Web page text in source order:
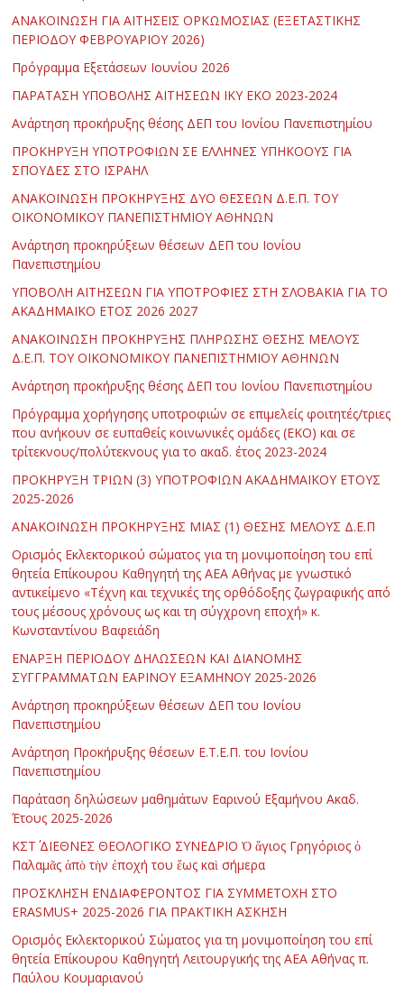
ΑΝΑΚΟΙΝΩΣΗ ΓΙΑ ΑΙΤΗΣΕΙΣ ΟΡΚΩΜΟΣΙΑΣ (ΕΞΕΤΑΣΤΙΚΗΣ
ΠΕΡΙΟΔΟΥ ΦΕΒΡΟΥΑΡΙΟΥ 2026)
Πρόγραμμα Εξετάσεων Ιουνίου 2026
ΠΑΡΑΤΑΣΗ ΥΠΟΒΟΛΗΣ ΑΙΤΗΣΕΩΝ ΙΚΥ ΕΚΟ 2023-2024
Ανάρτηση προκήρυξης θέσης ΔΕΠ του Ιονίου Πανεπιστημίου
ΠΡΟΚΗΡΥΞΗ ΥΠΟΤΡΟΦΙΩΝ ΣΕ ΕΛΛΗΝΕΣ ΥΠΗΚΟΟΥΣ ΓΙΑ
ΣΠΟΥΔΕΣ ΣΤΟ ΙΣΡΑΗΛ
ΑΝΑΚΟΙΝΩΣΗ ΠΡΟΚΗΡΥΞΗΣ ΔΥΟ ΘΕΣΕΩΝ Δ.Ε.Π. ΤΟΥ
ΟΙΚΟΝΟΜΙΚΟΥ ΠΑΝΕΠΙΣΤΗΜΙΟΥ ΑΘΗΝΩΝ
Ανάρτηση προκηρύξεων θέσεων ΔΕΠ του Ιονίου
Πανεπιστημίου
ΥΠΟΒΟΛΗ ΑΙΤΗΣΕΩΝ ΓΙΑ ΥΠΟΤΡΟΦΙΕΣ ΣΤΗ ΣΛΟΒΑΚΙΑ ΓΙΑ ΤΟ
ΑΚΑΔΗΜΑΪΚΟ ΕΤΟΣ 2026 2027
ΑΝΑΚΟΙΝΩΣΗ ΠΡΟΚΗΡΥΞΗΣ ΠΛΗΡΩΣΗΣ ΘΕΣΗΣ ΜΕΛΟΥΣ
Δ.Ε.Π. ΤΟΥ ΟΙΚΟΝΟΜΙΚΟΥ ΠΑΝΕΠΙΣΤΗΜΙΟΥ ΑΘΗΝΩΝ
Ανάρτηση προκήρυξης θέσης ΔΕΠ του Ιονίου Πανεπιστημίου
Πρόγραμμα χορήγησης υποτροφιών σε επιμελείς φοιτητές/τριες
που ανήκουν σε ευπαθείς κοινωνικές ομάδες (ΕΚΟ) και σε
τρίτεκνους/πολύτεκνους για το ακαδ. έτος 2023-2024
ΠΡΟΚΗΡΥΞΗ ΤΡΙΩΝ (3) ΥΠΟΤΡΟΦΙΩΝ ΑΚΑΔΗΜΑΪΚΟΥ ΕΤΟΥΣ
2025-2026
ΑΝΑΚΟΙΝΩΣΗ ΠΡΟΚΗΡΥΞΗΣ ΜΙΑΣ (1) ΘΕΣΗΣ ΜΕΛΟΥΣ Δ.Ε.Π
Ορισμός Εκλεκτορικού σώματος για τη μονιμοποίηση του επί
θητεία Επίκουρου Καθηγητή της ΑΕΑ Αθήνας με γνωστικό
αντικείμενο «Τέχνη και τεχνικές της ορθόδοξης ζωγραφικής από
τους μέσους χρόνους ως και τη σύγχρονη εποχή» κ.
Κωνσταντίνου Βαφειάδη
ΕΝΑΡΞΗ ΠΕΡΙΟΔΟΥ ΔΗΛΩΣΕΩΝ ΚΑΙ ΔΙΑΝΟΜΗΣ
ΣΥΓΓΡΑΜΜΑΤΩΝ ΕΑΡΙΝΟΥ ΕΞΑΜΗΝΟΥ 2025-2026
Ανάρτηση προκηρύξεων θέσεων ΔΕΠ του Ιονίου
Πανεπιστημίου
Ανάρτηση Προκήρυξης θέσεων Ε.Τ.Ε.Π. του Ιονίου
Πανεπιστημίου
Παράταση δηλώσεων μαθημάτων Εαρινού Εξαμήνου Ακαδ.
Έτους 2025-2026
ΚΣΤ΄ ΔΙΕΘΝΕΣ ΘΕΟΛΟΓΙΚΟ ΣΥΝΕΔΡΙΟ Ὁ ἅγιος Γρηγόριος ὁ
Παλαμᾶς ἀπὸ τὴν ἐποχή του ἕως καὶ σήμερα
ΠΡΟΣΚΛΗΣΗ ΕΝΔΙΑΦΕΡΟΝΤΟΣ ΓΙΑ ΣΥΜΜΕΤΟΧΗ ΣΤΟ
ERASMUS+ 2025-2026 ΓΙΑ ΠΡΑΚΤΙΚΗ ΑΣΚΗΣΗ
Ορισμός Εκλεκτορικού Σώματος για τη μονιμοποίηση του επί
θητεία Επίκουρου Καθηγητή Λειτουργικής της ΑΕΑ Αθήνας π.
Παύλου Κουμαριανού